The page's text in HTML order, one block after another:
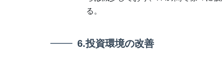
る。
6.投資環境の改善